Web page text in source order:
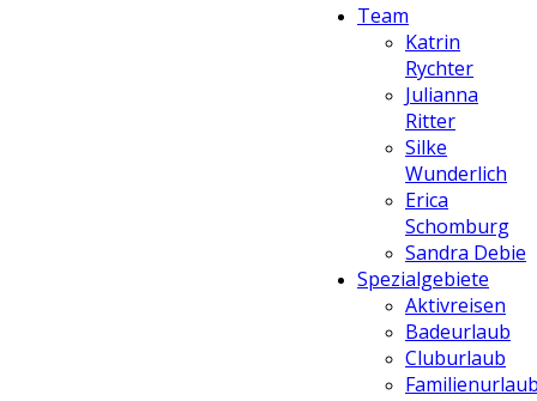
Team
Katrin
Rychter
Julianna
Ritter
Silke
Wunderlich
Erica
Schomburg
Sandra Debie
Spezialgebiete
Aktivreisen
Badeurlaub
Cluburlaub